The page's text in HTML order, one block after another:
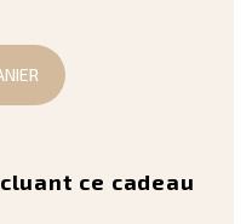
ce cadeau